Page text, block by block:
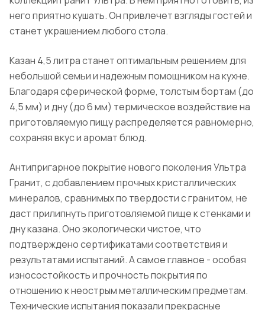
него приятно кушать. Он привлечет взгляды гостей и
станет украшением любого стола.
Казан 4,5 литра станет оптимальным решением для
небольшой семьи и надежным помощником на кухне.
Благодаря сферической форме, толстым бортам (до
4,5 мм) и дну (до 6 мм) термическое воздействие на
приготовляемую пищу распределяется равномерно,
сохраняя вкус и аромат блюд.
Антипригарное покрытие нового поколения Ультра
Гранит, с добавлением прочных кристаллических
минералов, сравнимых по твердости с гранитом, не
даст прилипнуть приготовляемой пищек стенкамии
дну казана. Оно экологически чистое, что
подтверждено сертификатами соответствия и
результатами испытаний. А самое главное - особая
износостойкость и прочность покрытия по
отношению к неострым металлическим предметам.
Технические испытания показали прекрасные